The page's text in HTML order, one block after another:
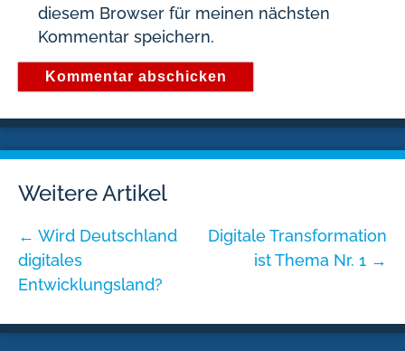
diesem Browser für meinen nächsten
Kommentar speichern.
Weitere Artikel
← Wird Deutschland
digitales
Entwicklungsland?
Digitale Transformation
ist Thema Nr. 1 →